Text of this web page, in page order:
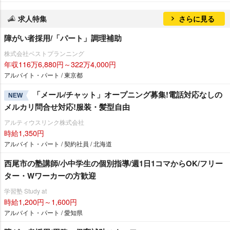
求人特集 さらに見る
障がい者採用/「パート」調理補助
株式会社ベストプランニング
年収116万6,880円～322万4,000円
アルバイト・パート / 東京都
NEW
「メール/チャット」オープニング募集!電話対応なしの
メルカリ問合せ対応!服装・髪型自由
アルティウスリンク株式会社
時給1,350円
アルバイト・パート / 契約社員 / 北海道
西尾市の塾講師/小中学生の個別指導/週1日1コマからOK/フリー
ター・Wワーカーの方歓迎
学習塾 Study at
時給1,200円～1,600円
アルバイト・パート / 愛知県